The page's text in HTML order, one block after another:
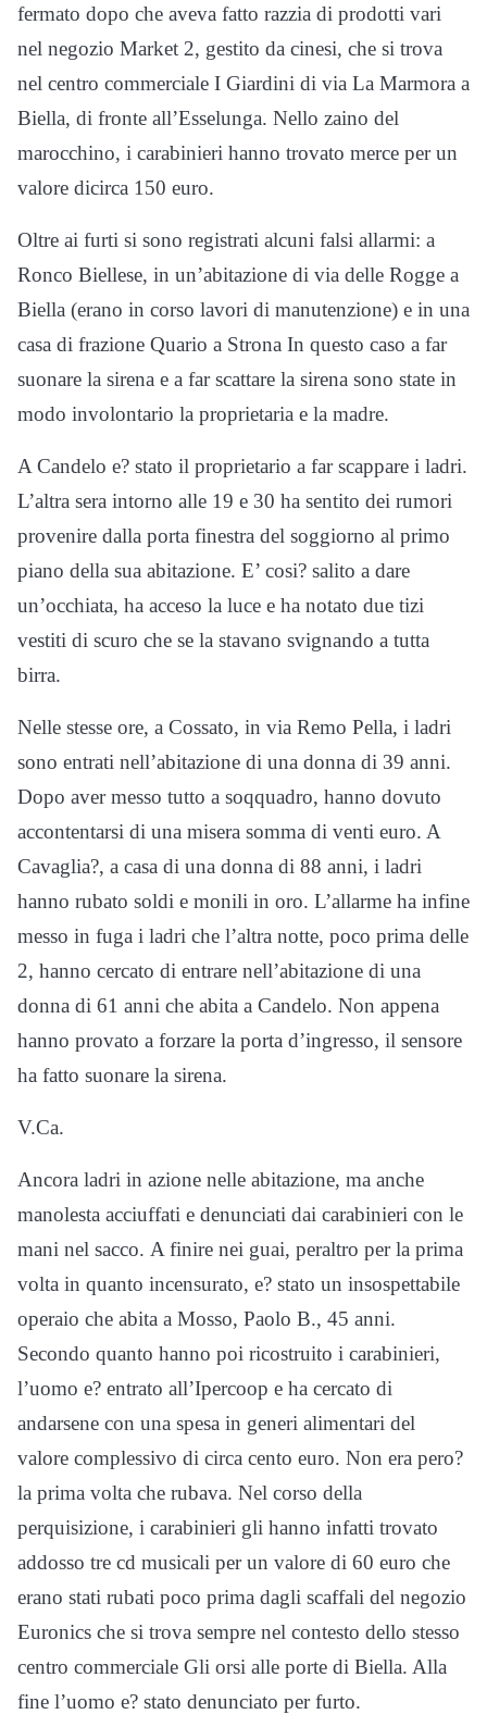
fermato dopo che aveva fatto razzia di prodotti vari
nel negozio Market 2, gestito da cinesi, che si trova
nel centro commerciale I Giardini di via La Marmora a
Biella, di fronte all’Esselunga. Nello zaino del
marocchino, i carabinieri hanno trovato merce per un
valore dicirca 150 euro.
Oltre ai furti si sono registrati alcuni falsi allarmi: a
Ronco Biellese, in un’abitazione di via delle Rogge a
Biella (erano in corso lavori di manutenzione) e in una
casa di frazione Quario a Strona In questo caso a far
suonare la sirena e a far scattare la sirena sono state in
modo involontario la proprietaria e la madre.
A Candelo e? stato il proprietario a far scappare i ladri.
L’altra sera intorno alle 19 e 30 ha sentito dei rumori
provenire dalla porta finestra del soggiorno al primo
piano della sua abitazione. E’ cosi? salito a dare
un’occhiata, ha acceso la luce e ha notato due tizi
vestiti di scuro che se la stavano svignando a tutta
birra.
Nelle stesse ore, a Cossato, in via Remo Pella, i ladri
sono entrati nell’abitazione di una donna di 39 anni.
Dopo aver messo tutto a soqquadro, hanno dovuto
accontentarsi di una misera somma di venti euro. A
Cavaglia?, a casa di una donna di 88 anni, i ladri
hanno rubato soldi e monili in oro. L’allarme ha infine
messo in fuga i ladri che l’altra notte, poco prima delle
2, hanno cercato di entrare nell’abitazione di una
donna di 61 anni che abita a Candelo. Non appena
hanno provato a forzare la porta d’ingresso, il sensore
ha fatto suonare la sirena.
V.Ca.
Ancora ladri in azione nelle abitazione, ma anche
manolesta acciuffati e denunciati dai carabinieri con le
mani nel sacco. A finire nei guai, peraltro per la prima
volta in quanto incensurato, e? stato un insospettabile
operaio che abita a Mosso, Paolo B., 45 anni.
Secondo quanto hanno poi ricostruito i carabinieri,
l’uomo e? entrato all’Ipercoop e ha cercato di
andarsene con una spesa in generi alimentari del
valore complessivo di circa cento euro. Non era pero?
la prima volta che rubava. Nel corso della
perquisizione, i carabinieri gli hanno infatti trovato
addosso tre cd musicali per un valore di 60 euro che
erano stati rubati poco prima dagli scaffali del negozio
Euronics che si trova sempre nel contesto dello stesso
centro commerciale Gli orsi alle porte di Biella. Alla
fine l’uomo e? stato denunciato per furto.